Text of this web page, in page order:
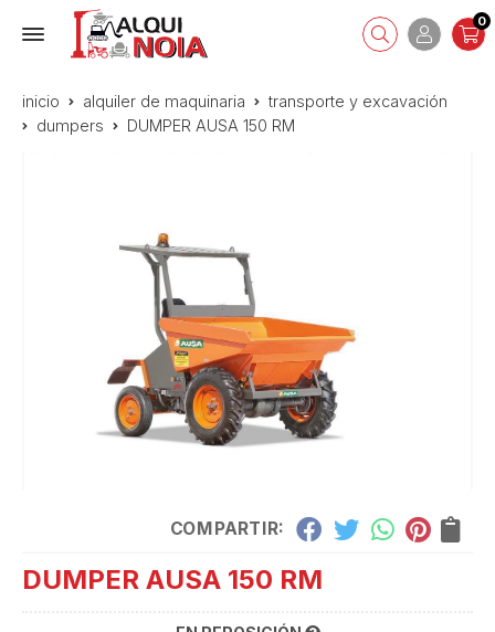
0
inicio alquiler de maquinaria
transporte y excavación
dumpers
DUMPER AUSA 150 RM
COMPARTIR:
DUMPER AUSA 150 RM